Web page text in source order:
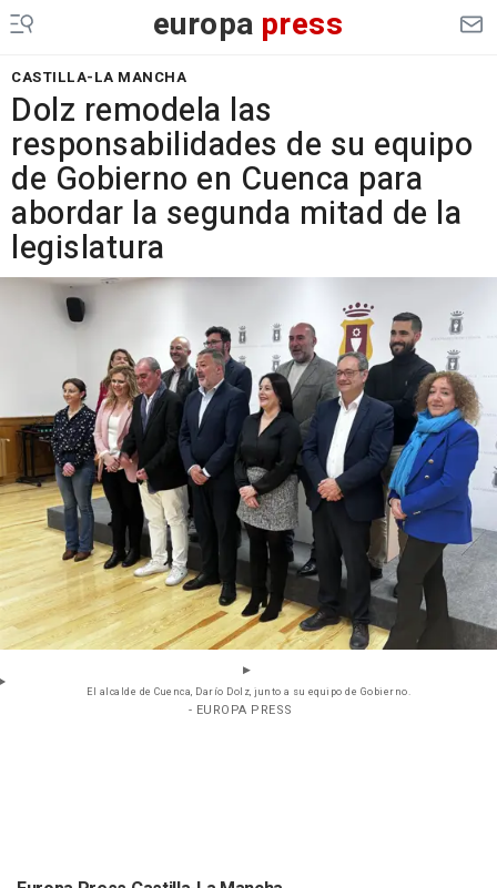
europa press
CASTILLA-LA MANCHA
Dolz remodela las
responsabilidades de su equipo
de Gobierno en Cuenca para
abordar la segunda mitad de la
legislatura
El alcalde de Cuenca, Darío Dolz, junto a su equipo de Gobierno.
- EUROPA PRESS